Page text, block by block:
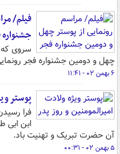
فیلم/
چهل و دومین جشنواره فجر
۶ بهمن ۰۲ - ۱۱:۴۱
پوستر
فرا
ابن ابی
آن حضرت تبریک و تهنیت باد.
۵ بهمن ۰۲ - ۰۰:۳۱